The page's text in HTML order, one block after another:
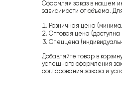
Оформляя заказ в нашем
зависимости от объема.
Розничная цена
Оптовая цена
Спеццена
Добавляйте товар в
успешного оформления
согласования заказа и